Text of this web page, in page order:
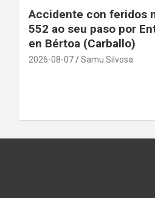
Accidente con feridos
552 ao seu paso por
en Bértoa (Carballo)
2026-08-07 Samu Silvosa